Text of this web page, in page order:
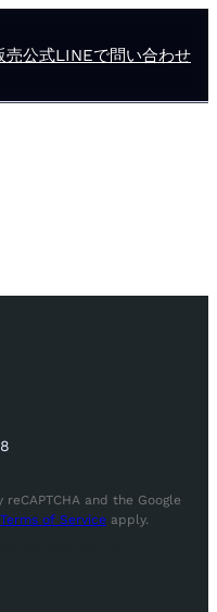
売公式LINEで問い合わせ
and the Google
Terms of Service apply.